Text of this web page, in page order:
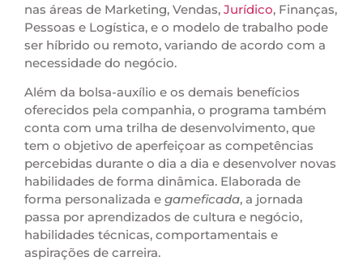
nas áreas de Marketing, Vendas, Jurídico, Finanças,
Pessoas e Logística, e o modelo de trabalho pode
ser híbrido ou remoto, variando de acordo com a
necessidade do negócio.
Além da bolsa-auxílio e os demais benefícios
oferecidos pela companhia, o programa também
conta com uma trilha de desenvolvimento, que
tem o objetivo de aperfeiçoar as competências
percebidas durante o dia a dia e desenvolver novas
habilidades de forma dinâmica. Elaborada de
forma personalizada e gameficada, a jornada
passa por aprendizados de cultura e negócio,
habilidades técnicas, comportamentais e
aspirações de carreira.